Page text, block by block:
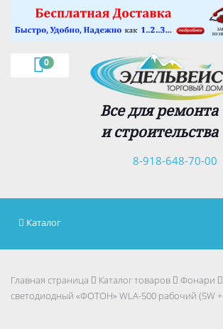
0
Все для ремонта
и строительства
8-918-648-70-00
Каталог
Главная страница Каталог товаров Фонари
светодиодный «ФОТОН» WLA-500 рабочий (5W